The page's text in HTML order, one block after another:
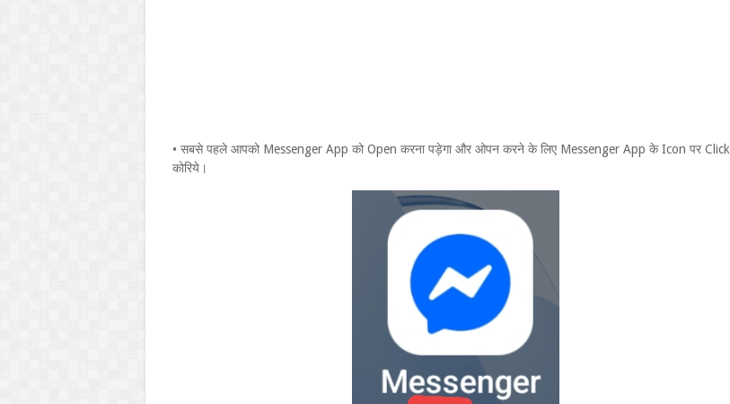
• सबसे पहले आपको Messenger App को Open करना पड़ेगा और ओपन करने के लिए Messenger App के Icon पर Click
कोरिये।